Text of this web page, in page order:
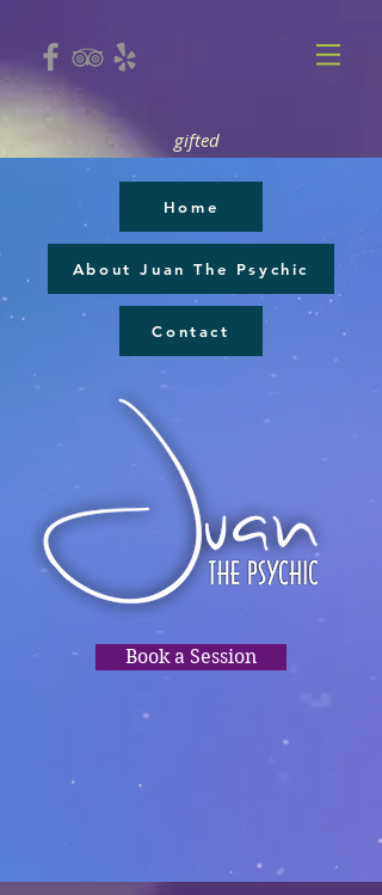
gifted
Home
About Juan The Psychic
Contact
Book a Session